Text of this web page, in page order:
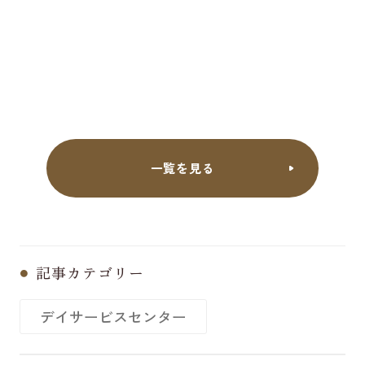
一覧を見る
記事カテゴリー
デイサービスセンター